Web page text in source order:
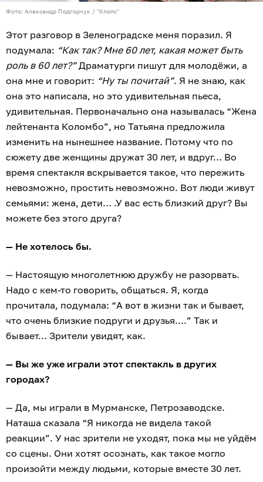
Фото: Александр Подгорчук / "Клопс"
Этот разговор в Зеленоградске меня поразил. Я
подумала: “Как так? Мне 60 лет, какая может быть
роль в 60 лет?”Драматурги пишут для молодёжи, а
она мне и говорит: “Ну ты почитай”. Я не знаю, как
она это написала, но это удивительная пьеса,
удивительная. Первоначально она называлась “Жена
лейтенанта Коломбо”, но Татьяна предложила
изменить на нынешнее название. Потому что по
сюжету две женщины дружат 30 лет, и вдруг… Во
время спектакля вскрывается такое, что пережить
невозможно, простить невозможно. Вот люди живут
семьями: жена, дети… .У вас есть близкий друг? Вы
можете без этого друга?
— Не хотелось бы.
— Настоящую многолетнюю дружбу не разорвать.
Надо с кем-то говорить, общаться. Я, когда
прочитала, подумала: “А вот в жизни так и бывает,
что очень близкие подруги и друзья….” Так и
бывает… Зрители увидят, как.
— Вы же уже играли этот спектакль в других
городах?
— Да, мы играли в Мурманске, Петрозаводске.
Наташа сказала “Я никогда не видела такой
реакции”. У нас зрители не уходят, пока мы не уйдём
со сцены. Они хотят осознать, как такое могло
произойти между людьми, которые вместе 30 лет.